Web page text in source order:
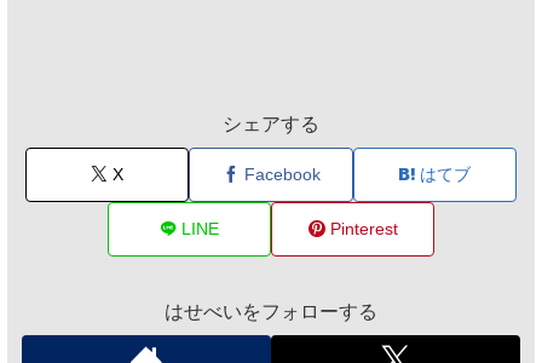
シェアする
X Facebook はてブ
LINE Pinterest
はせべいをフォローする